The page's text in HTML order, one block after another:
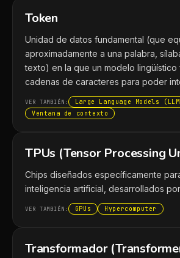
Token
Unidad de datos fundamental (que
aproximadamente a una palabra,
texto) en la que un modelo lingüístico
cadenas de caracteres para poder
VER TAMBIÉN:
Large Language Models
Ventana de contexto
TPUs (Tensor Processing
Chips diseñados específicamente
inteligencia artificial, desarrollados
VER TAMBIÉN: GPUs Hypercomputer
Transformador